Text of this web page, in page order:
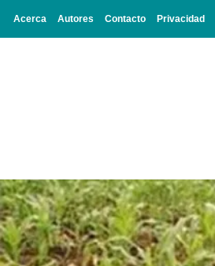
Acerca Autores Contacto Privacidad